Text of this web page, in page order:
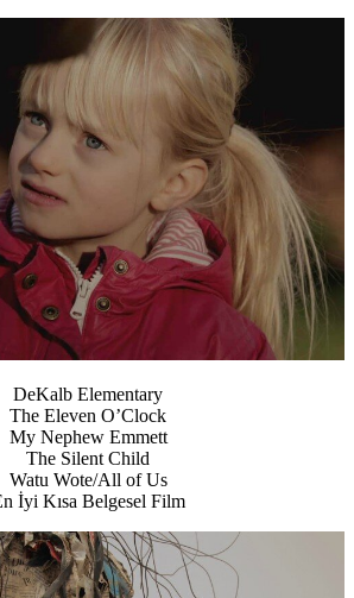
DeKalb Elementary
The Eleven O’Clock
My Nephew Emmett
The Silent Child
Watu Wote/All of Us
İyi Kısa Belgesel Film